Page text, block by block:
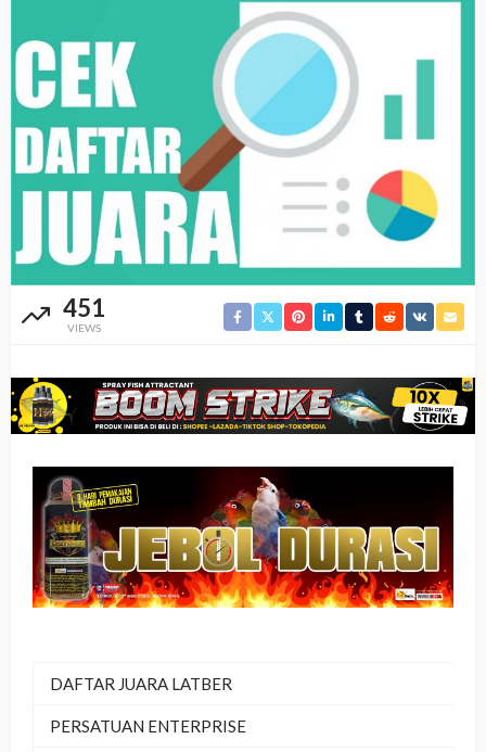
451
VIEWS
DAFTAR JUARA LATBER
PERSATUAN ENTERPRISE